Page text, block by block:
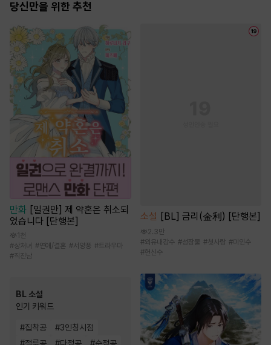
사랑꾼이 되었습니 니다 [단행본]
당신만을 위한 추천
만화 [일권만] 제 약혼은 취소되
었습니다 [단행본]
1천
#상처녀 #연애/결혼 #서양풍 #트라우마
#직진남
BL 소설
인기 키워드
#집착공 #3인칭시점
소설 [BL] 금리(金利) [단행본]
2.3만
#외유내강수 #성장물 #첫사랑 #미인수
#헌신수